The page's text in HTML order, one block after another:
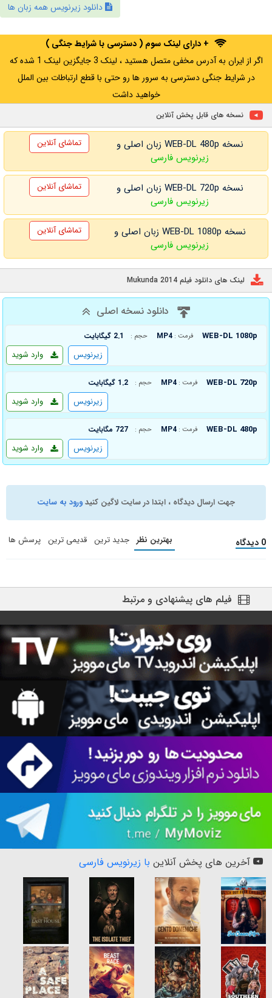
دانلود زیرنویس همه زبان ها
+ دارای لینک سوم ( دسترسی با شرایط جنگی )
اگر از ایران به آدرس مخفی متصل هستید ، لینک 3 جایگزین لینک 1 شده که
در شرایط جنگی دسترسی به سرور ها رو حتی با قطع ارتباطات بین الملل
خواهید داشت
نسخه های قابل پخش آنلاین
نسخه WEB-DL 480p زبان اصلی و
زیرنویس فارسی
تماشای آنلاین
نسخه WEB-DL 720p زبان اصلی و
زیرنویس فارسی
تماشای آنلاین
نسخه WEB-DL 1080p زبان اصلی و
زیرنویس فارسی
تماشای آنلاین
لینک های دانلود فیلم Mukunda 2014
دانلود نسخه اصلی
WEB-DL 1080p فرمت : MP4 حجم : 2.1 گیگابایت
وارد شوید زیرنویس
WEB-DL 720p فرمت : MP4 حجم : 1.2 گیگابایت
وارد شوید زیرنویس
WEB-DL 480p فرمت : MP4 حجم : 727 مگابایت
وارد شوید زیرنویس
جهت ارسال دیدگاه ، ابتدا در سایت لاگین کنیدورود به سایت
0 دیدگاه بهترین نظر جدید ترین قدیمی ترین پرسش ها
فیلم های پیشنهادی و مرتبط
آخرین های پخش آنلاین با زیرنویس فارسی